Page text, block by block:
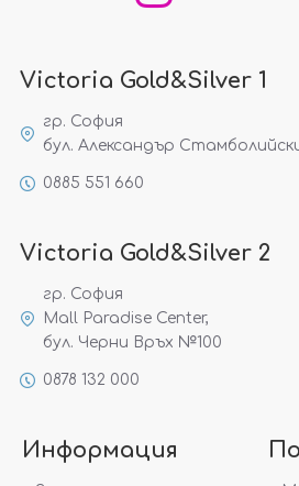
Victoria Gold&Silver 1
гр. София
бул. Александър
0885 551 660
Victoria Gold&Silver 2
гр. София
Mall Paradise Center,
бул. Черни Връх №100
0878 132 000
Информация